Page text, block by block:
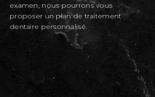
examen, nous pourrons vous
proposer un plan de traitement
dentaire personnalisé.